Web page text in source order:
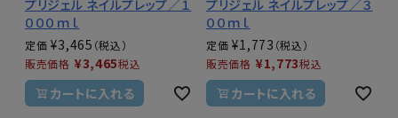
プリジェル ネイルプレップ／１
０００ｍｌ
定価 ¥3,465
販売価格 ¥3,465税込
カートに入れる
プリジェル ネイルプレップ／３
００ｍｌ
定価 ¥1,773
販売価格 ¥1,773税込
カートに入れる